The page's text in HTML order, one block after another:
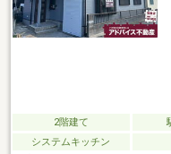
2階建て
システムキッチン